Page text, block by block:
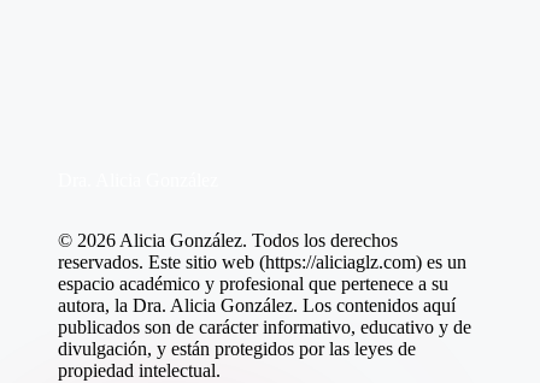
© 2026 Alicia González. Todos los derechos
reservados. Este sitio web (https://aliciaglz.com) es un
espacio académico y profesional que pertenece a su
autora, la Dra. Alicia González. Los contenidos aquí
publicados son de carácter informativo, educativo y de
divulgación, y están protegidos por las leyes de
propiedad intelectual.